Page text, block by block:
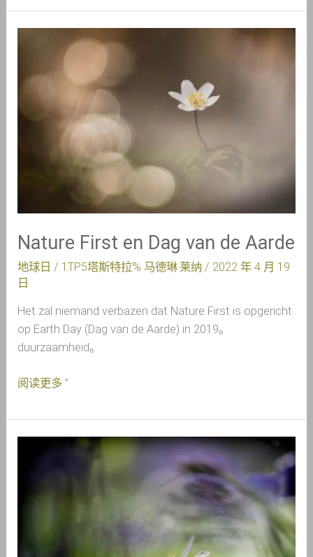
Nature First en Dag van de Aarde
地球日 / 1TP5塔斯特拉% 马德琳·莱纳/ 2022 年 4 月 19
日
Het zal niemand verbazen dat Nature First is opgericht
op Earth Day (Dag van de Aarde) in 2019。
duurzaamheid。
van
阅读更多 ”